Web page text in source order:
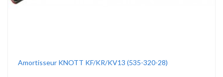
Amortisseur KNOTT KF/KR/KV13 (535-320-28)